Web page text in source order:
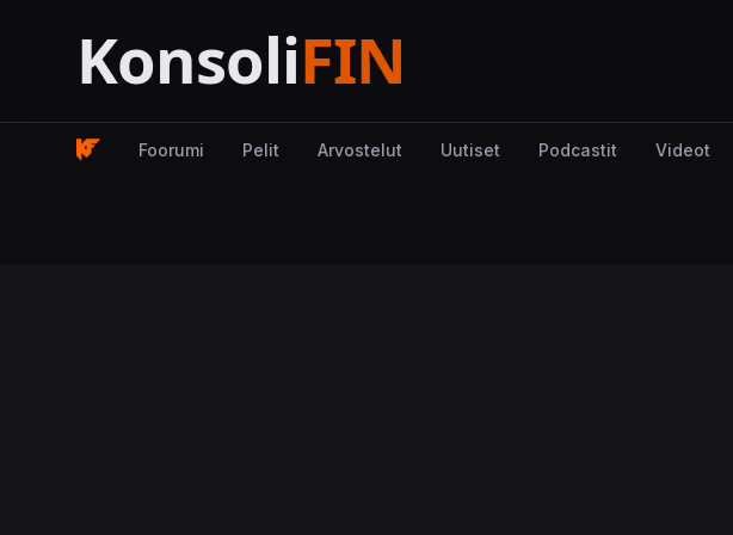
Foorumi Pelit Arvostelut Uutiset Podcastit Videot